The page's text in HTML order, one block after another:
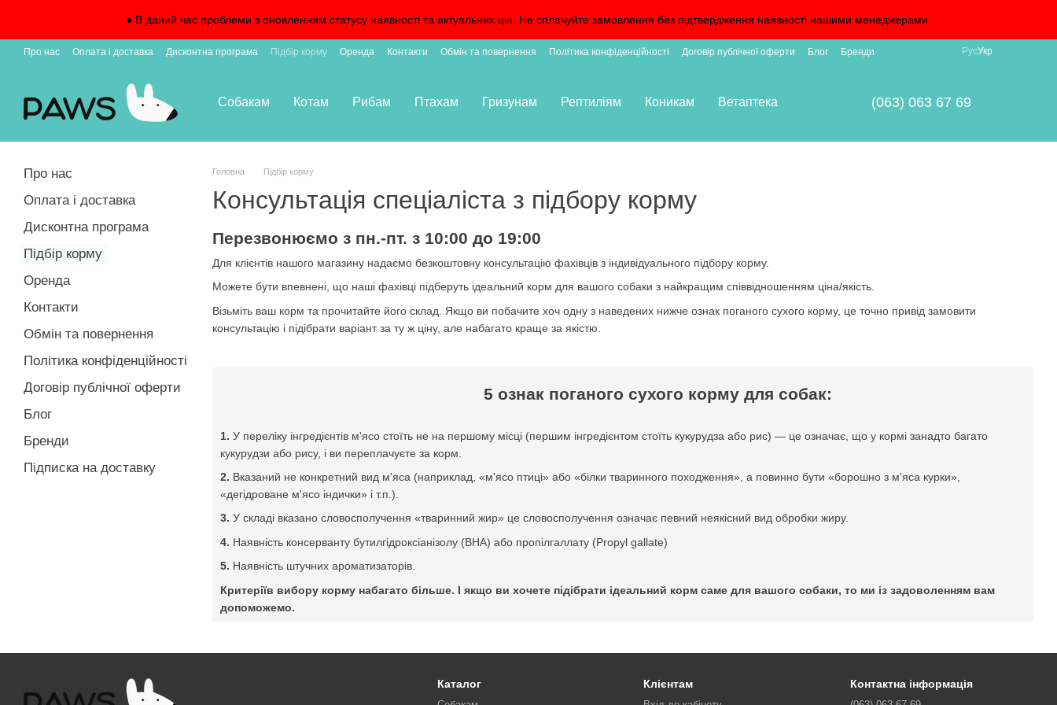
● В даний час проблеми з оновленням статусу наявності та актуальних цін. Не сплачуйте замовлення без підтвердження наявності нашими менеджерами.
Про нас Оплата і доставка Дисконтна програма Підбір корму Оренда Контакти Обмін та повернення Політика конфіденційності Договір публічної оферти Блог
Бренди
РусУкр
Собакам Котам Рибам Птахам Гризунам Рептиліям Коникам Ветаптека (063) 063 67 69
Головна Підбір корму
Консультація спеціаліста з підбору корму
Перезвонюємо з пн.-пт. з 10:00 до 19:00
Для клієнтів нашого магазину надаємо безкоштовну консультацію фахівців з індивідуального підбору корму.
Можете бути впевнені, що наші фахівці підберуть ідеальний корм для вашого собаки з найкращим співвідношенням ціна/якість.
Візьміть ваш корм та прочитайте його склад. Якщо ви побачите хоч одну з наведених нижче ознак поганого сухого корму, це точно привід замовити
консультацію і підібрати варіант за ту ж ціну, але набагато краще за якістю.
5 ознак поганого сухого корму для собак:
1. У переліку інгредієнтів м'ясо стоїть не на першому місці (першим інгредієнтом стоїть кукурудза або рис) — це означає, що у кормі занадто багато
кукурудзи або рису, і ви переплачуєте за корм.
2. Вказаний не конкретний вид м'яса (наприклад, «м'ясо птиці» або «білки тваринного походження», а повинно бути «борошно з м'яса курки»,
«дегідроване м'ясо індички» і т.п.).
3. У складі вказано словосполучення «тваринний жир» це словосполучення означає певний неякісний вид обробки жиру.
4. Наявність консерванту бутилгідроксіанізолу (ВНА) або пропілгаллату (Propyl gallate)
5. Наявність штучних ароматизаторів.
Критеріїв вибору корму набагато більше. І якщо ви хочете підібрати ідеальний корм саме для вашого собаки, то ми із задоволенням вам
допоможемо.
Про нас
Оплата і доставка
Дисконтна програма
Підбір корму
Оренда
Контакти
Обмін та повернення
Політика конфіденційності
Договір публічної оферти
Блог
Бренди
Підписка на доставку
Каталог Клієнтам Контактна інформація